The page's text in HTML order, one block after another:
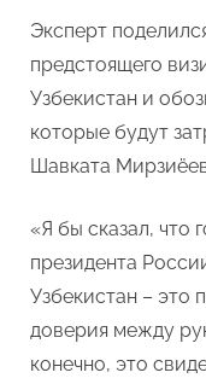
Эксперт
предстоящего
Узбекистан и
которые будут
Шавката
«Я бы сказал, что
президента
Узбекистан – это
доверия между
конечно, это